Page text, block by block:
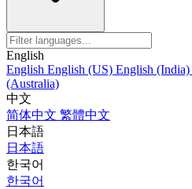
English
English English (US) English (India)
(Australia)
中文
简体中文 繁體中文
日本語
日本語
한국어
한국어